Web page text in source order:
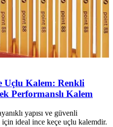
Uçlu Kalem: Renkli
Performanslı Kalem
yapısı ve güvenli
için ideal ince keçe uçlu kalemdir.